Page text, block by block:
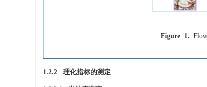
Figure 1.
1.2.2 理化指标的测定